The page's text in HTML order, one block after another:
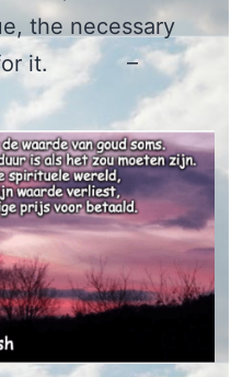
the necessary
for it. –